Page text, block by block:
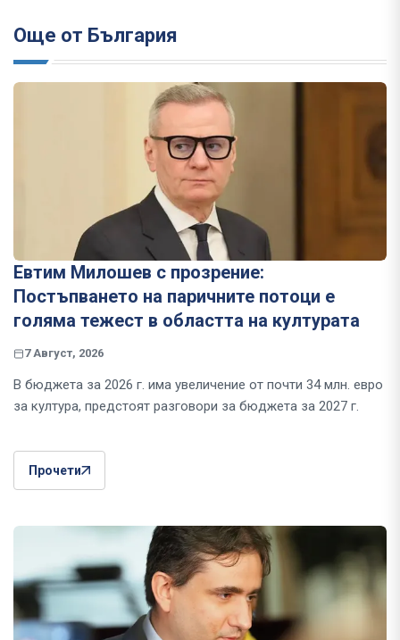
Още от България
Евтим Милошев с прозрение:
Постъпването на паричните потоци е
голяма тежест в областта на културата
7 Август, 2026
В бюджета за 2026 г. има увеличение от почти 34 млн. евро
за култура, предстоят разговори за бюджета за 2027 г.
Прочети